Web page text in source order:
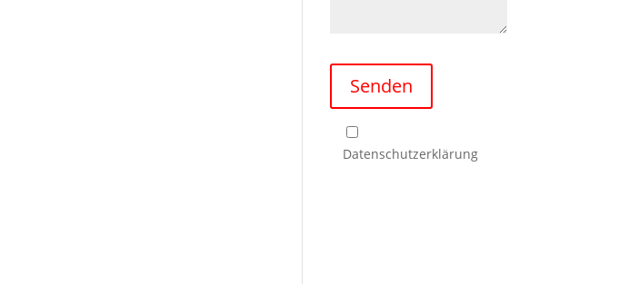
Senden
Datenschutzerklärung